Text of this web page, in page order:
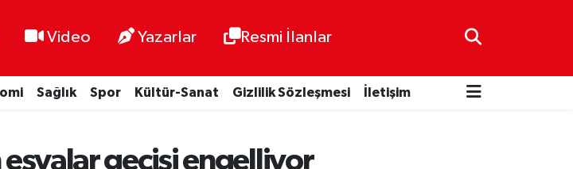
Video Yazarlar Resmi İlanlar
Sağlık Spor Kültür-Sanat Gizlilik Sözleşmesi İletişim
eşyalar geçişi engelliyor